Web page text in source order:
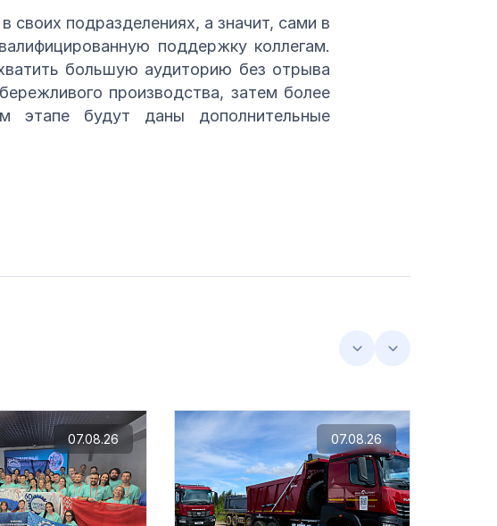
подразделениях, а значит, сами в
поддержку коллегам.
большую аудиторию без отрыва
производства, затем более
этапе будут даны дополнительные
07.08.26 07.08.26